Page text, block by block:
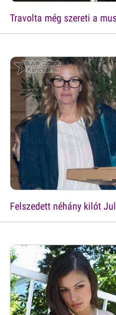
Travolta még szereti a
Felszedett néhány kilót